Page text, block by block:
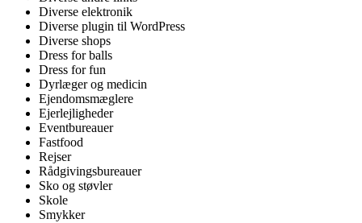
Diverse elektronik
Diverse plugin til WordPress
Diverse shops
Dress for balls
Dress for fun
Dyrlæger og medicin
Ejendomsmæglere
Ejerlejligheder
Eventbureauer
Fastfood
Rejser
Rådgivingsbureauer
Sko og støvler
Skole
Smykker